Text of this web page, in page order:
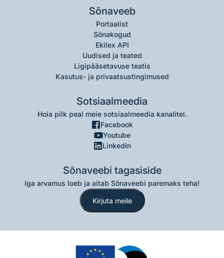
Sõnaveeb
Portaalist
Sõnakogud
Ekilex API
Uudised ja teated
Ligipääsetavuse teatis
Kasutus- ja privaatsustingimused
Sotsiaalmeedia
Hoia pilk peal meie sotsiaalmeedia kanalitel.
Facebook
Youtube
LinkedIn
Sõnaveebi tagasiside
Iga arvamus loeb ja aitab Sõnaveebi paremaks teha!
Kirjuta meile